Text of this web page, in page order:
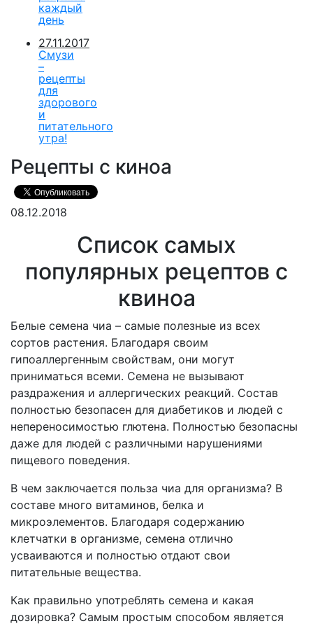
каждый
день
27.11.2017
Смузи
–
рецепты
для
здорового
и
питательного
утра!
Рецепты с киноа
08.12.2018
Список самых
популярных рецептов с
квиноа
Белые семена чиа – самые полезные из всех
сортов растения. Благодаря своим
гипоаллергенным свойствам, они могут
приниматься всеми. Семена не вызывают
раздражения и аллергических реакций. Состав
полностью безопасен для диабетиков и людей с
непереносимостью глютена. Полностью безопасны
даже для людей с различными нарушениями
пищевого поведения.
В чем заключается польза чиа для организма? В
составе много витаминов, белка и
микроэлементов. Благодаря содержанию
клетчатки в организме, семена отлично
усваиваются и полностью отдают свои
питательные вещества.
Как правильно употреблять семена и какая
дозировка? Самым простым способом является